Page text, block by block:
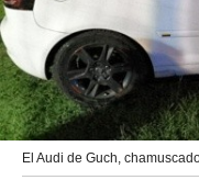
El Audi de Guch,